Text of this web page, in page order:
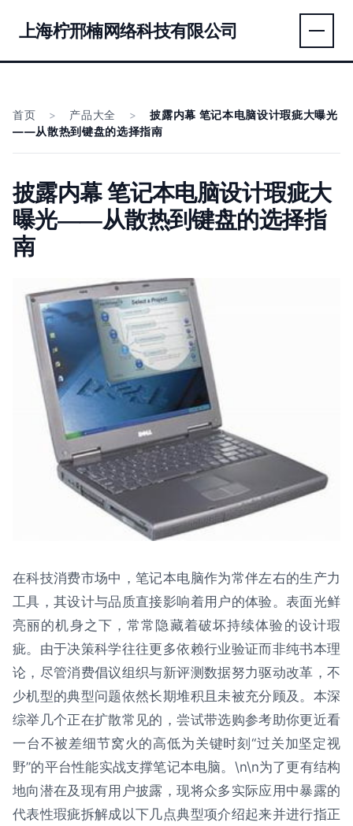
上海柠邢楠网络科技有限公司
首页 > 产品大全 >
披露内幕 笔记本电脑设计瑕疵大曝光
——从散热到键盘的选择指南
披露内幕 笔记本电脑设计瑕疵大
曝光——从散热到键盘的选择指
南
在科技消费市场中，笔记本电脑作为常伴左右的生产力
工具，其设计与品质直接影响着用户的体验。表面光鲜
亮丽的机身之下，常常隐藏着破坏持续体验的设计瑕
疵。由于决策科学往往更多依赖行业验证而非纯书本理
论，尽管消费倡议组织与新评测数据努力驱动改革，不
少机型的典型问题依然长期堆积且未被充分顾及。本深
综举几个正在扩散常见的，尝试带选购参考助你更近看
一台不被差细节窝火的高低为关键时刻“过关加坚定视
野”的平台性能实战支撑笔记本电脑。\n\n为了更有结构
地向潜在及现有用户披露，现将众多实际应用中暴露的
代表性瑕疵拆解成以下几点典型项介绍起来并进行指正